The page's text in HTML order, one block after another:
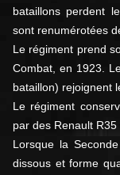
bataillons perdent
sont renumérotées
Le régiment prend
Combat, en 1923.
bataillon) rejoignent
Le régiment
par des Renault R35
Lorsque la
dissous et forme